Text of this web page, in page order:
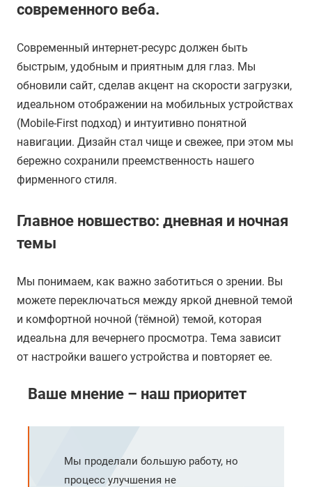
современного веба.
Современный интернет-ресурс должен быть
быстрым, удобным и приятным для глаз. Мы
обновили сайт, сделав акцент на скорости загрузки,
идеальном отображении на мобильных устройствах
(Mobile-First подход) и интуитивно понятной
навигации. Дизайн стал чище и свежее, при этом мы
бережно сохранили преемственность нашего
фирменного стиля.
Главное новшество: дневная и ночная
темы
Мы понимаем, как важно заботиться о зрении. Вы
можете переключаться между яркой дневной темой
и комфортной ночной (тёмной) темой, которая
идеальна для вечернего просмотра. Тема зависит
от настройки вашего устройства и повторяет ее.
Ваше мнение – наш приоритет
Мы проделали большую работу, но
процесс улучшения не